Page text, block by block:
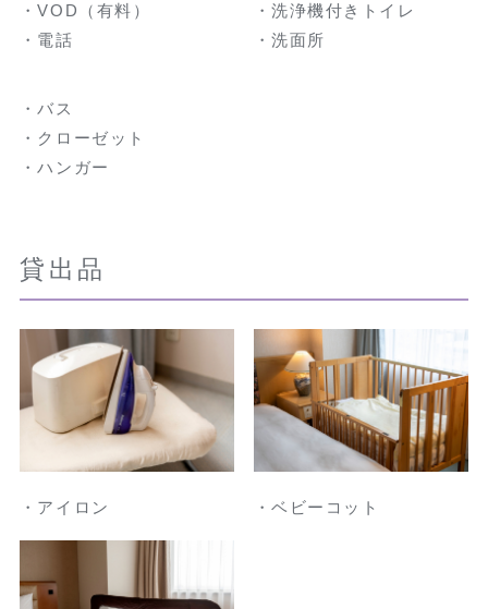
・VOD（有料）
・電話
・洗浄機付きトイレ
・洗面所
・バス
・クローゼット
・ハンガー
貸出品
・アイロン ・ベビーコット